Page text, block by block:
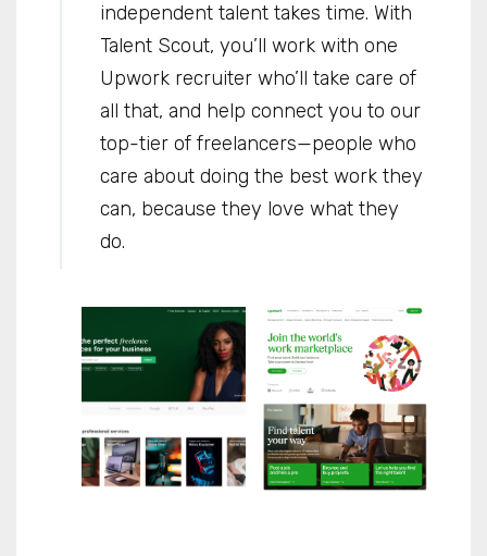
independent talent takes time. With
Talent Scout, you’ll work with one
Upwork recruiter who’ll take care of
all that, and help connect you to our
top-tier of freelancers—people who
care about doing the best work they
can, because they love what they
do.